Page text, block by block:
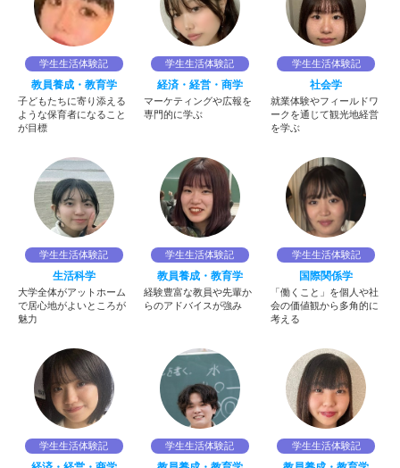
学生生活体験記
教員養成・教育学
子どもたちに寄り添える
ような保育者になること
が目標
学生生活体験記
経済・経営・商学
マーケティングや広報を
専門的に学ぶ
学生生活体験記
社会学
就業体験やフィールドワ
ークを通じて観光地経営
を学ぶ
学生生活体験記
生活科学
大学全体がアットホーム
で居心地がよいところが
魅力
学生生活体験記
教員養成・教育学
経験豊富な教員や先輩か
らのアドバイスが強み
学生生活体験記
国際関係学
「働くこと」を個人や社
会の価値観から多角的に
考える
学生生活体験記 学生生活体験記 学生生活体験記